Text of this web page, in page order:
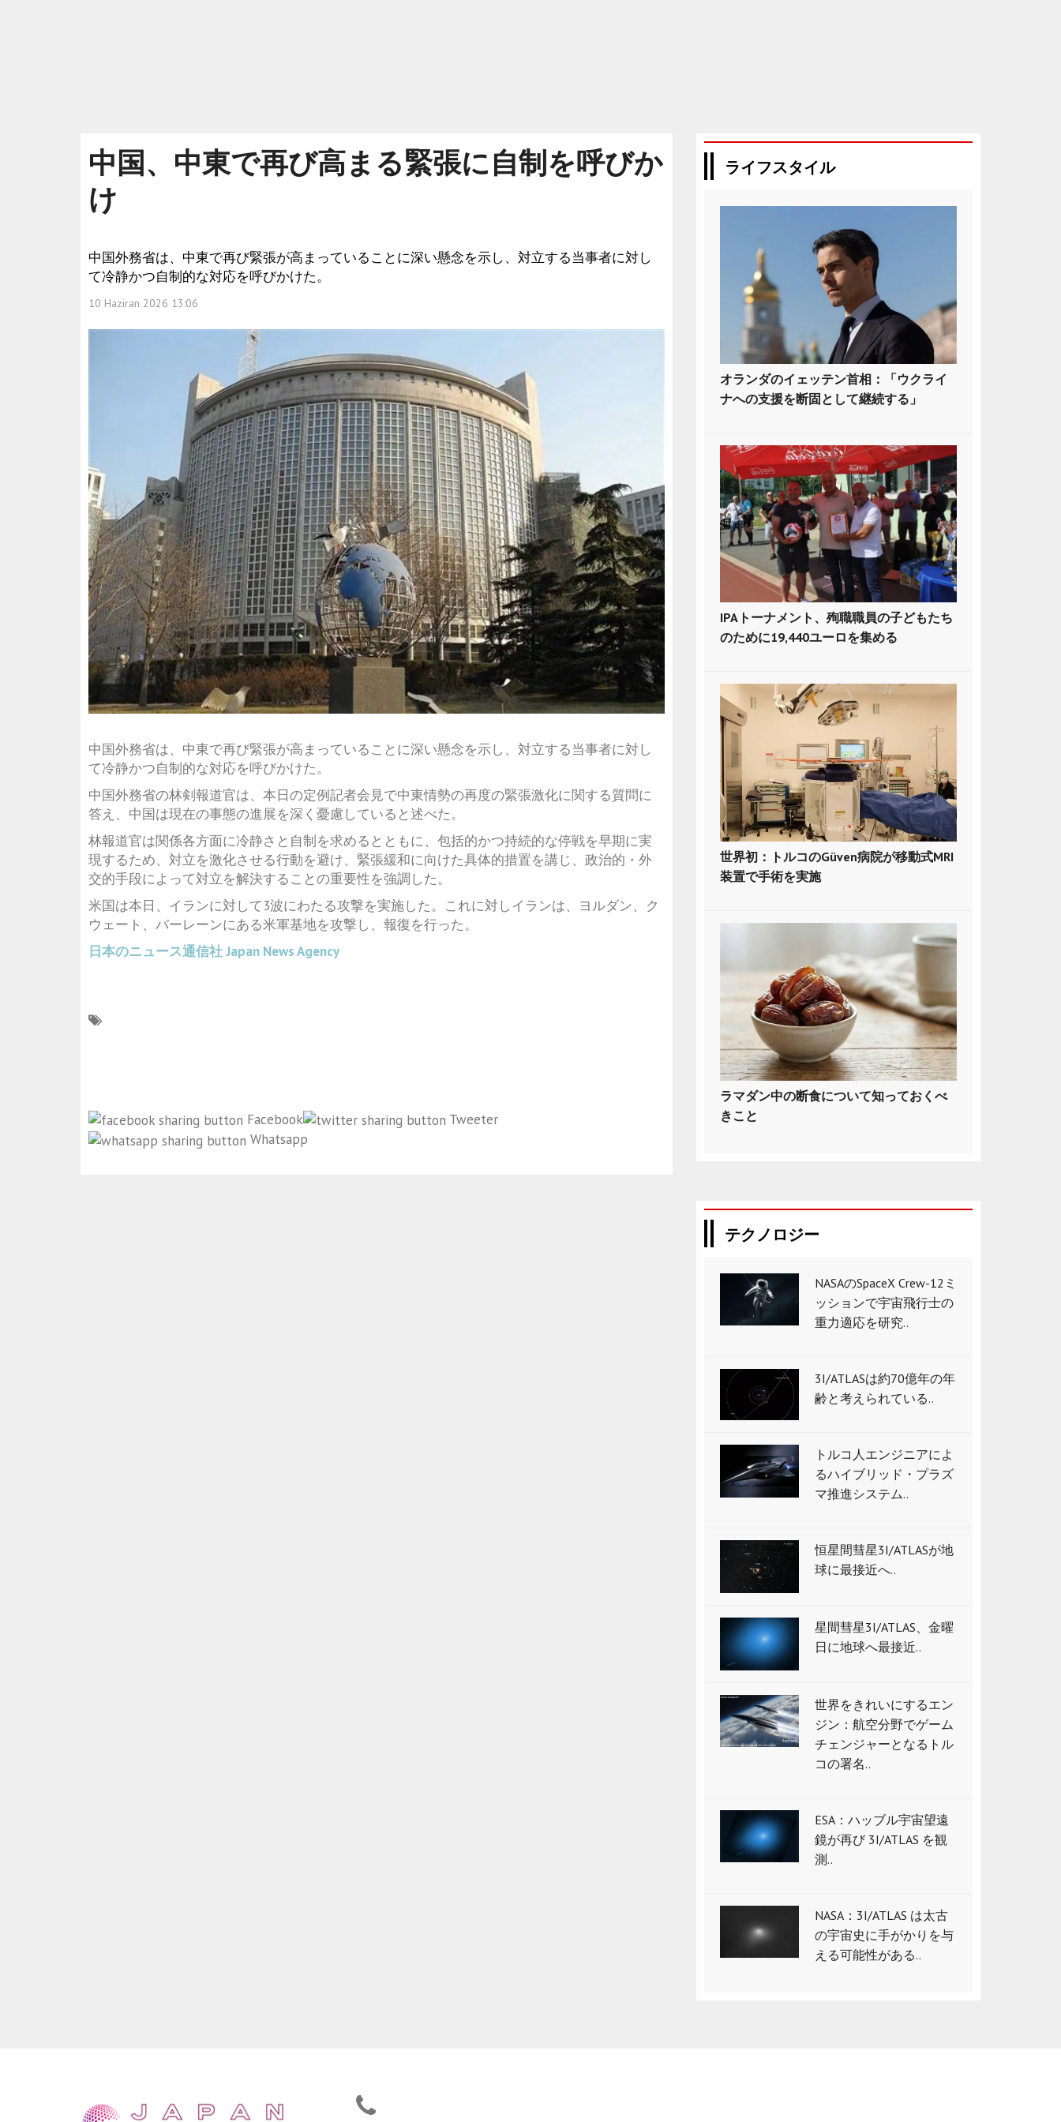
中国、中東で再び高まる緊張に自制を呼びか
け
中国外務省は、中東で再び緊張が高まっていることに深い懸念を示し、対立する当事者に対し
て冷静かつ自制的な対応を呼びかけた。
10 Haziran 2026 13:06
中国外務省は、中東で再び緊張が高まっていることに深い懸念を示し、対立する当事者に対し
て冷静かつ自制的な対応を呼びかけた。
中国外務省の林剣報道官は、本日の定例記者会見で中東情勢の再度の緊張激化に関する質問に
答え、中国は現在の事態の進展を深く憂慮していると述べた。
林報道官は関係各方面に冷静さと自制を求めるとともに、包括的かつ持続的な停戦を早期に実
現するため、対立を激化させる行動を避け、緊張緩和に向けた具体的措置を講じ、政治的・外
交的手段によって対立を解決することの重要性を強調した。
米国は本日、イランに対して3波にわたる攻撃を実施した。これに対しイランは、ヨルダン、ク
ウェート、バーレーンにある米軍基地を攻撃し、報復を行った。
日本のニュース通信社 Japan News Agency
Facebook
Tweeter
Whatsapp
ライフスタイル
オランダのイェッテン首相：「ウクライ
ナへの支援を断固として継続する」
IPAトーナメント、殉職職員の子どもたち
のために19,440ユーロを集める
世界初：トルコのGüven病院が移動式MRI
装置で手術を実施
ラマダン中の断食について知っておくべ
きこと
テクノロジー
NASAのSpaceX Crew-12ミ
ッションで宇宙飛行士の
重力適応を研究..
3I/ATLASは約70億年の年
齢と考えられている..
トルコ人エンジニアによ
るハイブリッド・プラズ
マ推進システム..
恒星間彗星3I/ATLASが地
球に最接近へ..
星間彗星3I/ATLAS、金曜
日に地球へ最接近..
世界をきれいにするエン
ジン：航空分野でゲーム
チェンジャーとなるトル
コの署名..
ESA：ハッブル宇宙望遠
鏡が再び 3I/ATLAS を観
測..
NASA：3I/ATLAS は太古
の宇宙史に手がかりを与
える可能性がある..